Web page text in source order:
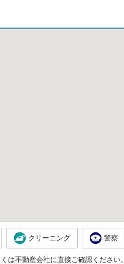
クリーニング 警察
は不動産会社に直接ご確認ください。